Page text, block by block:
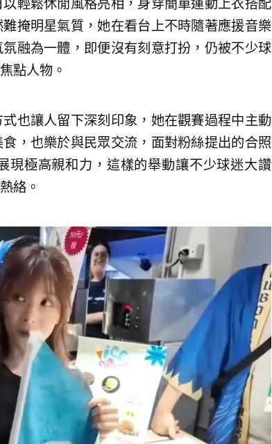
輕鬆休閒風格亮相，身穿簡單運動上衣搭配
掩明星氣質，她在看台上不時隨著應援音樂
融為一體，即便沒有刻意打扮，仍被不少球
點人物。
也讓人留下深刻印象，她在觀賽過程中主動
，也樂於與民眾交流，面對粉絲提出的合照
現極高親和力，這樣的舉動讓不少球迷大讚
絡。